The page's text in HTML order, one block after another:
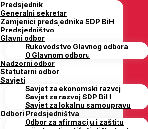
Predsjednik
Generalni sekretar
Zamjenici predsjednika SDP BiH
Predsjedništvo
Glavni odbor
Rukovodstvo Glavnog odbora
O Glavnom odboru
Nadzorni odbor
Statutarni odbor
Savjeti
Savjet za ekonomski razvoj
Savjet za razvoj SDP BiH
Savjet za lokalnu samoupravu
Odbori Predsjedništva
Odbor za afirmaciju i zaštitu